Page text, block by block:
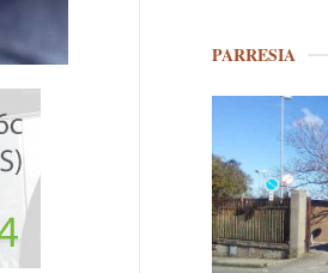
PARRESIA